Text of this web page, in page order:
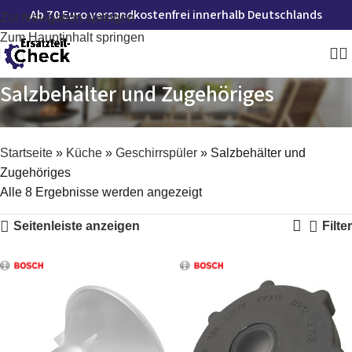
Zur Navigation springen
Zum Hauptinhalt springen
Ab 70 Euro versandkostenfrei innerhalb Deutschlands
Salzbehälter und Zugehöriges
Startseite » Küche » Geschirrspüler » Salzbehälter und
Zugehöriges
Alle 8 Ergebnisse werden angezeigt
Seitenleiste anzeigen Filter